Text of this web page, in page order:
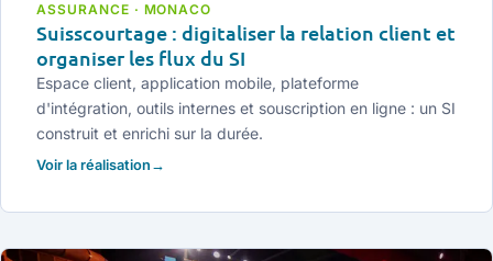
ASSURANCE · MONACO
Suisscourtage : digitaliser la relation client et
organiser les flux du SI
Espace client, application mobile, plateforme
d'intégration, outils internes et souscription en ligne : un SI
construit et enrichi sur la durée.
Voir la réalisation